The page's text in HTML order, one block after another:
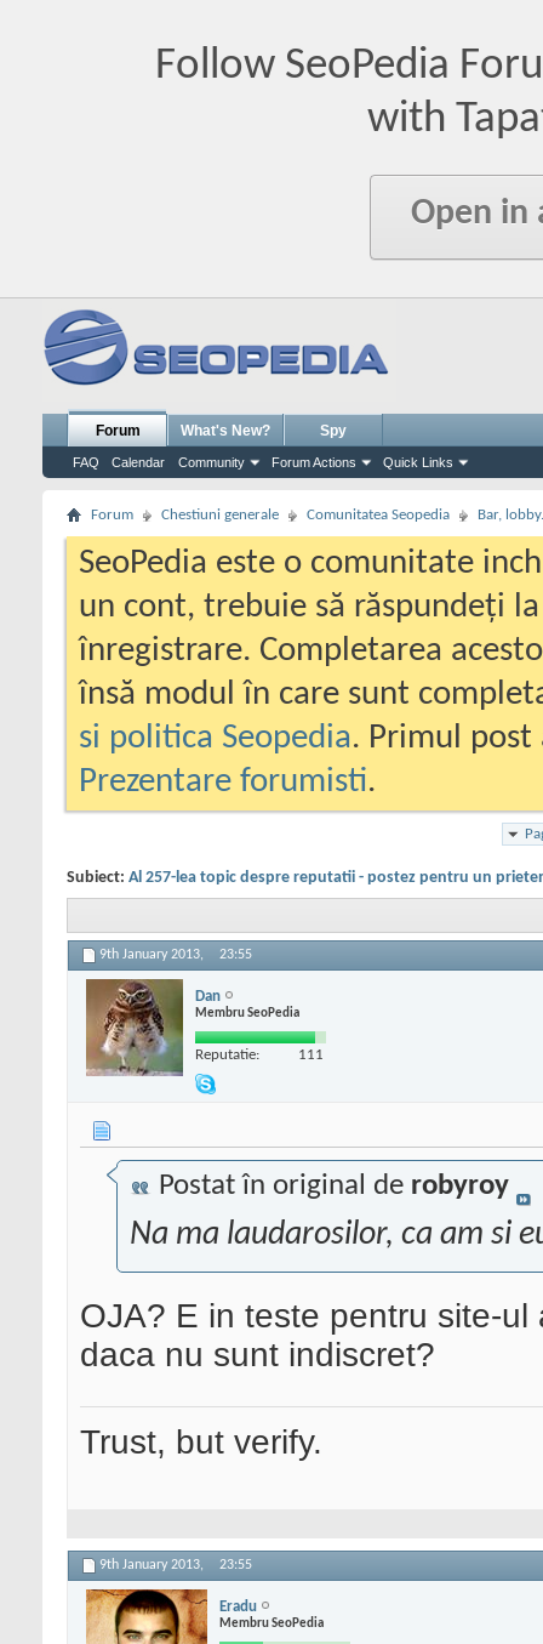
Follow SeoPedia
with
Open in
Forum
FAQ Calendar Community Forum Actions Quick Links
What's New? Spy
Forum Chestiuni generale Comunitatea Seopedia Bar,
SeoPedia este o comunitate
un cont, trebuie să răspundeți
înregistrare. Completarea
însă modul în care sunt
si politica Seopedia. Primul
Prezentare forumisti.
Subiect: Al 257-lea topic despre reputatii - postez pentru un
9th January 2013, 23:55
Dan
Membru SeoPedia
Reputatie: 111
Postat în original de robyroy
Na ma laudarosilor, ca am si
OJA? E in teste pentru site-
daca nu sunt indiscret?
Trust, but verify.
9th January 2013, 23:55
Eradu
Membru SeoPedia